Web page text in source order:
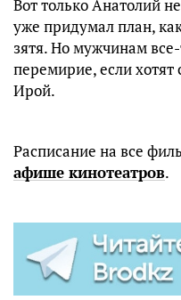
Вот только Анатолий
уже придумал план,
зятя. Но мужчинам
перемирие, если
Ирой.
Расписание на все
афише кинотеатров.